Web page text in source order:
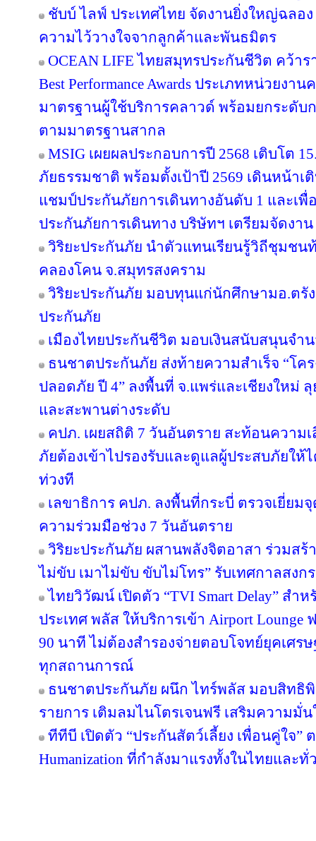
ชับบ์ ไลฟ์ ประเทศไทย จัดงานยิ่งใหญ่ฉลอ
ความไว้วางใจจากลูกค้าและพันธมิตร
OCEAN LIFE ไทยสมุทรประกันชีวิต คว้ารา
Best Performance Awards ประเภทหน่วยง
มาตรฐานผู้ใช้บริการคลาวด์ พร้อมยกระดับ
ตามมาตรฐานสากล
MSIG เผยผลประกอบการปี 2568 เติบโต
ภัยธรรมชาติ พร้อมตั้งเป้าปี 2569 เดินหน้าเ
แชมป์ประกันภัยการเดินทางอันดับ 1 และ
ประกันภัยการเดินทาง บริษัทฯ เตรียมจัดงาน
วิริยะประกันภัย นำตัวแทนเรียนรู้วิถีชุมชน
คลองโคน จ.สมุทรสงคราม
วิริยะประกันภัย มอบทุนแก่นักศึกษามอ.ตรั
ประกันภัย
เมืองไทยประกันชีวิต มอบเงินสนับสนุนจำน
ธนชาตประกันภัย ส่งท้ายความสำเร็จ “โค
ปลอดภัย ปี 4” ลงพื้นที่ จ.แพร่และเชียงใหม่
และสะพานต่างระดับ
คปภ. เผยสถิติ 7 วันอันตราย สะท้อนความ
ภัยต้องเข้าไปรองรับและดูแลผู้ประสบภัยให้
ท่วงที
เลขาธิการ คปภ. ลงพื้นที่กระบี่ ตรวจเยี่ย
ความร่วมมือช่วง 7 วันอันตราย
วิริยะประกันภัย ผสานพลังจิตอาสา ร่วมส
ไม่ขับ เมาไม่ขับ ขับไม่โทร” รับเทศกาลสงก
ไทยวิวัฒน์ เปิดตัว “TVI Smart Delay” สำ
ประเทศ พลัส ให้บริการเข้า Airport
90 นาที ไม่ต้องสำรองจ่ายตอบโจทย์ยุคเศ
ทุกสถานการณ์
ธนชาตประกันภัย ผนึก ไทร์พลัส มอบสิทธิ
รายการ เติมลมไนโตรเจนฟรี เสริมความมั่
ทีทีบี เปิดตัว “ประกันสัตว์เลี้ยง เพื่อนคู่ใจ”
Humanization ที่กำลังมาแรงทั้งในไทยและทั่